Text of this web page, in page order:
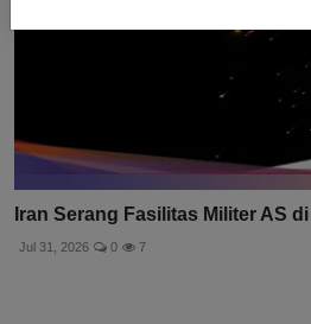
Iran Serang Fasilitas Militer AS
Jul 31, 2026 0 7